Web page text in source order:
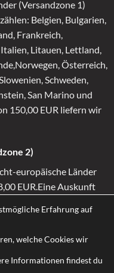
(Versandzone 1)
Belgien, Bulgarien,
Frankreich,
Litauen, Lettland,
Österreich,
Schweden,
San Marino und
150,00 EUR liefern wir
2)
europäische Länder
EUR.Eine Auskunft
Warenwert von 200
Fragen zum
E-Mail.
Erfahrung auf
welche Cookies wir
Informationen findest du